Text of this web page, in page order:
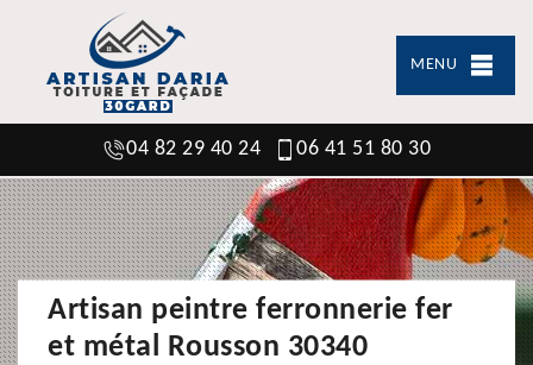
MENU
04 82 29 40 24 06 41 51 80 30
Artisan peintre ferronnerie fer
et métal Rousson 30340